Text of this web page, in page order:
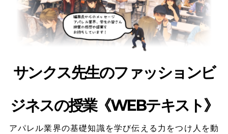
サンクス先生のファッションビ
ジネスの授業《WEBテキスト》
アパレル業界の基礎知識を学び伝える力をつけ人を動